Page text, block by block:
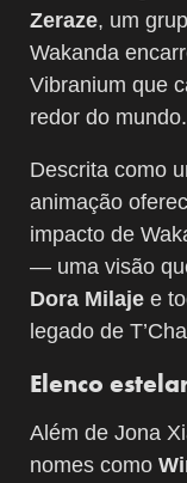
Zeraze, um
Wakanda
Vibranium que
redor do mundo.
Descrita como
animação
impacto de
— uma visão
Dora Milaje e
legado de
Elenco
Além de Jona
nomes como